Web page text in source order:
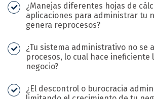
¿Manejas diferentes hojas de
aplicaciones para administrar tu
genera reprocesos?
¿Tu sistema administrativo no se
procesos, lo cual hace ineficiente
negocio?
¿El descontrol o burocracia